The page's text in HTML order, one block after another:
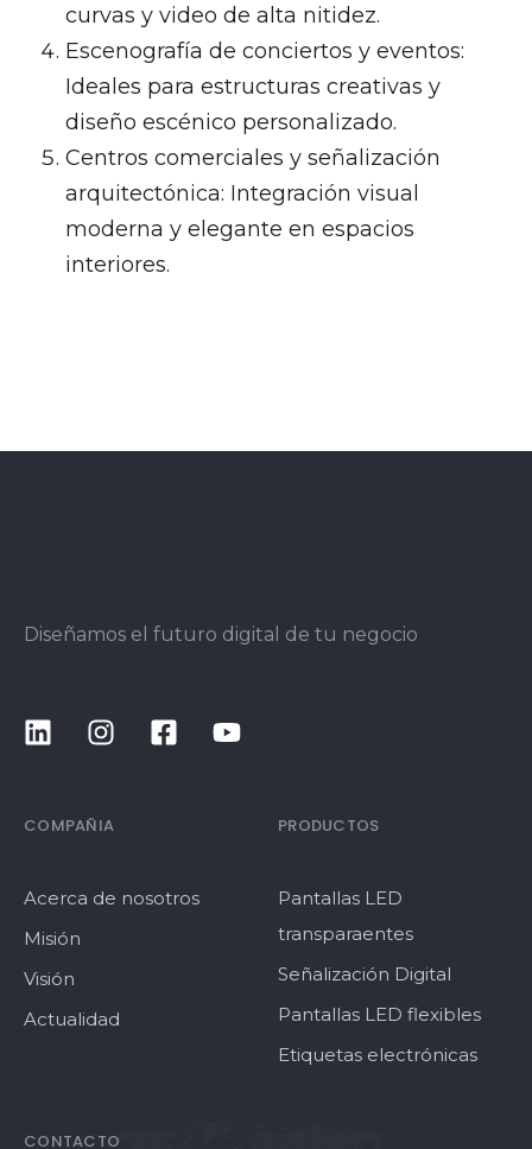
curvas y video de alta nitidez.
Escenografía de conciertos y eventos:
Ideales para estructuras creativas y
diseño escénico personalizado.
Centros comerciales y señalización
arquitectónica: Integración visual
moderna y elegante en espacios
interiores.
Diseñamos el futuro digital de tu negocio
COMPAÑIA
Acerca de nosotros
Misión
Visión
Actualidad
PRODUCTOS
Pantallas LED
transparaentes
Señalización Digital
Pantallas LED flexibles
Etiquetas electrónicas
CONTACTO